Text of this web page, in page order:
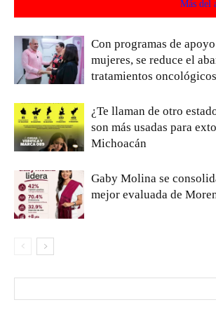
Más del
Con programas de
mujeres, se reduce el
tratamientos
¿Te llaman de otro
son más usadas para
Michoacán
Gaby Molina se
mejor evaluada de